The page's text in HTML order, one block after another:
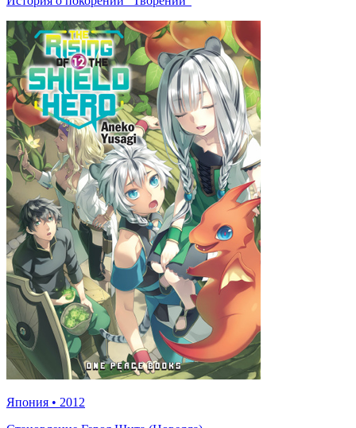
Япония • 2012